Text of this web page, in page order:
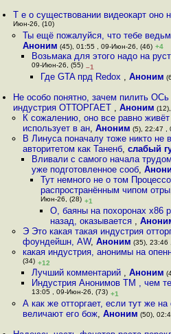
Т е о существовании видеокарт оно
Июн-26, (10)
Ты ещё пожалуйся, что тебе
Аноним (45), 01:55 , 09-Июн-26, (46) +4
Возьмака для этого надо на
09-Июн-26, (55) –1
Где GTA прд Redox ,Аноним
Не особо понятно, зачем пилить
индустрия ОТТОРГАЕТ ,Аноним
К сожалению, оно все равно живёт
использует в ан, Аноним (5), 22:47 ,
В Линуса поначалу тоже никто не
авторитетом как Таненб, слабый
Вливали с самого начала
уже подготовленное сооб,
Тут немного не о том
распространённым чипом отры
Июн-26, (28) +1
О, баяны на похоронах x86
назад, оказывается ,
Э Это какая такая индустрия
фоундейшн, AW, Аноним (35), 23:46
какая индустрия, анонимы на
(34) +12
Лучший комментарий , Аноним
Индустрия Анонимов TM , чем
13:05 , 09-Июн-26, (73) +1
А как же отторгает, если тут же
величают его бож, Аноним (50),